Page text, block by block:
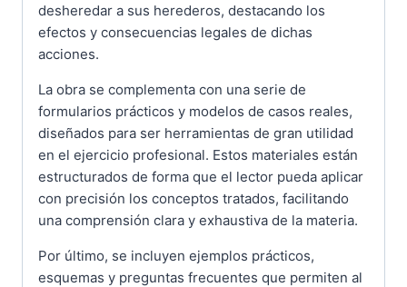
desheredar a sus herederos, destacando los
efectos y consecuencias legales de dichas
acciones.
La obra se complementa con una serie de
formularios prácticos y modelos de casos reales,
diseñados para ser herramientas de gran utilidad
en el ejercicio profesional. Estos materiales están
estructurados de forma que el lector pueda aplicar
con precisión los conceptos tratados, facilitando
una comprensión clara y exhaustiva de la materia.
Por último, se incluyen ejemplos prácticos,
esquemas y preguntas frecuentes que permiten al